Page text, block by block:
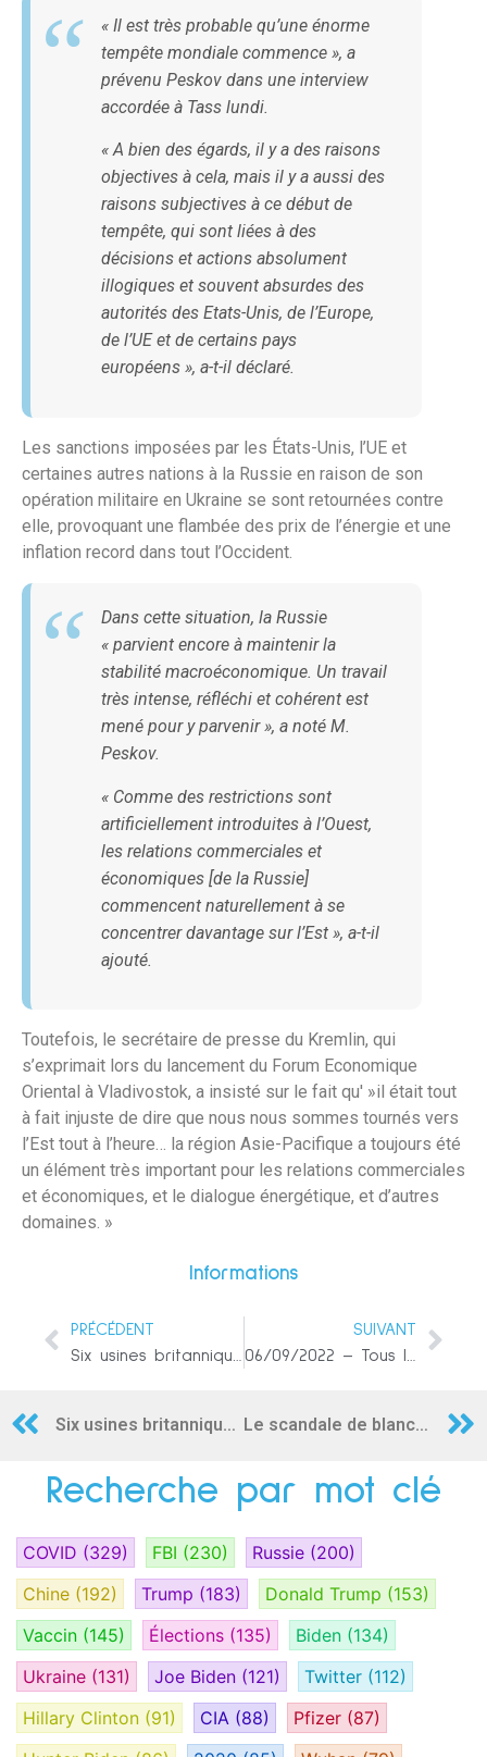
« Il est très probable qu’une énorme
tempête mondiale commence », a
prévenu Peskov dans une interview
accordée à Tass lundi.
« A bien des égards, il y a des raisons
objectives à cela, mais il y a aussi des
raisons subjectives à ce début de
tempête, qui sont liées à des
décisions et actions absolument
illogiques et souvent absurdes des
autorités des Etats-Unis, de l’Europe,
de l’UE et de certains pays
européens », a-t-il déclaré.
Les sanctions imposées par les États-Unis, l’UE et
certaines autres nations à la Russie en raison de son
opération militaire en Ukraine se sont retournées contre
elle, provoquant une flambée des prix de l’énergie et une
inflation record dans tout l’Occident.
Dans cette situation, la Russie
« parvient encore à maintenir la
stabilité macroéconomique. Un travail
très intense, réfléchi et cohérent est
mené pour y parvenir », a noté M.
Peskov.
« Comme des restrictions sont
artificiellement introduites à l’Ouest,
les relations commerciales et
économiques [de la Russie]
commencent naturellement à se
concentrer davantage sur l’Est », a-t-il
ajouté.
Toutefois, le secrétaire de presse du Kremlin, qui
s’exprimait lors du lancement du Forum Economique
Oriental à Vladivostok, a insisté sur le fait qu' »il était tout
à fait injuste de dire que nous nous sommes tournés vers
l’Est tout à l’heure… la région Asie-Pacifique a toujours été
un élément très important pour les relations commerciales
et économiques, et le dialogue énergétique, et d’autres
domaines. »
Informations
PRÉCÉDENT
SUIVANT
Six usines britanniques sur dix risquent de faire faillite en raison de la flambée des factures Le scandale de blanchiment d’argent de la Danske Bank : Une étude de cas
Recherche par mot clé
COVID (329) FBI (230) Russie (200)
Chine (192) Trump (183) Donald Trump (153)
Vaccin (145) Élections (135) Biden (134)
Ukraine (131) Joe Biden (121) Twitter (112)
Hillary Clinton (91) CIA (88) Pfizer (87)